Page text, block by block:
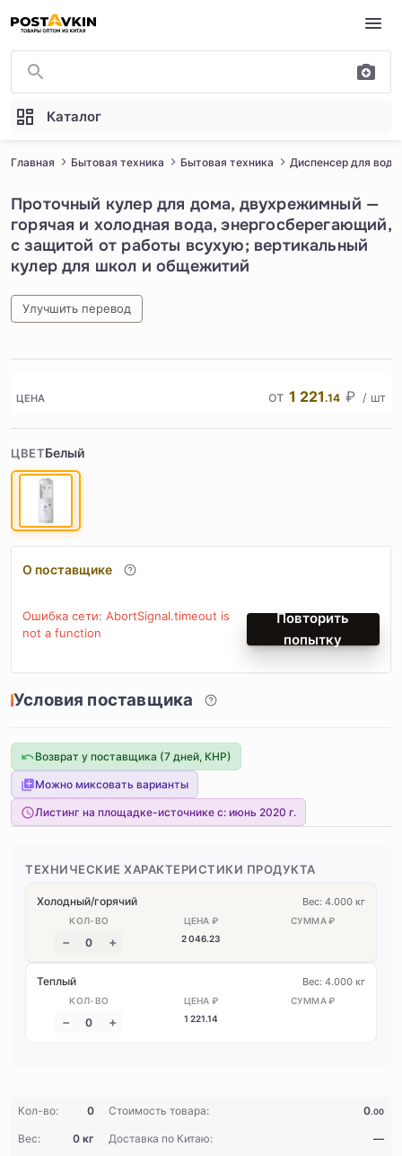
Перейти к основному содержимому
Каталог
Главная Бытовая техника Бытовая техника Диспенсер для
Проточный кулер для дома, двухрежимный —
горячая и холодная вода, энергосберегающий,
с защитой от работы всухую; вертикальный
кулер для школ и общежитий
Улучшить перевод
ЦЕНА от 1 221.14 ₽ / шт
ЦВЕТБелый
О поставщике
Ошибка сети: AbortSignal.timeout is
not a function
Повторить
попытку
Условия поставщика
Возврат у поставщика (7 дней, КНР)
Можно миксовать варианты
Листинг на площадке-источнике с: июнь 2020 г.
ТЕХНИЧЕСКИЕ ХАРАКТЕРИСТИКИ ПРОДУКТА
Холодный/горячий
2 046.23
Вес: 4.000 кг
Теплый
1 221.14
Вес: 4.000 кг
Кол-во: 0 Стоимость товара: 0.00
Вес: 0 кг Доставка по Китаю: —